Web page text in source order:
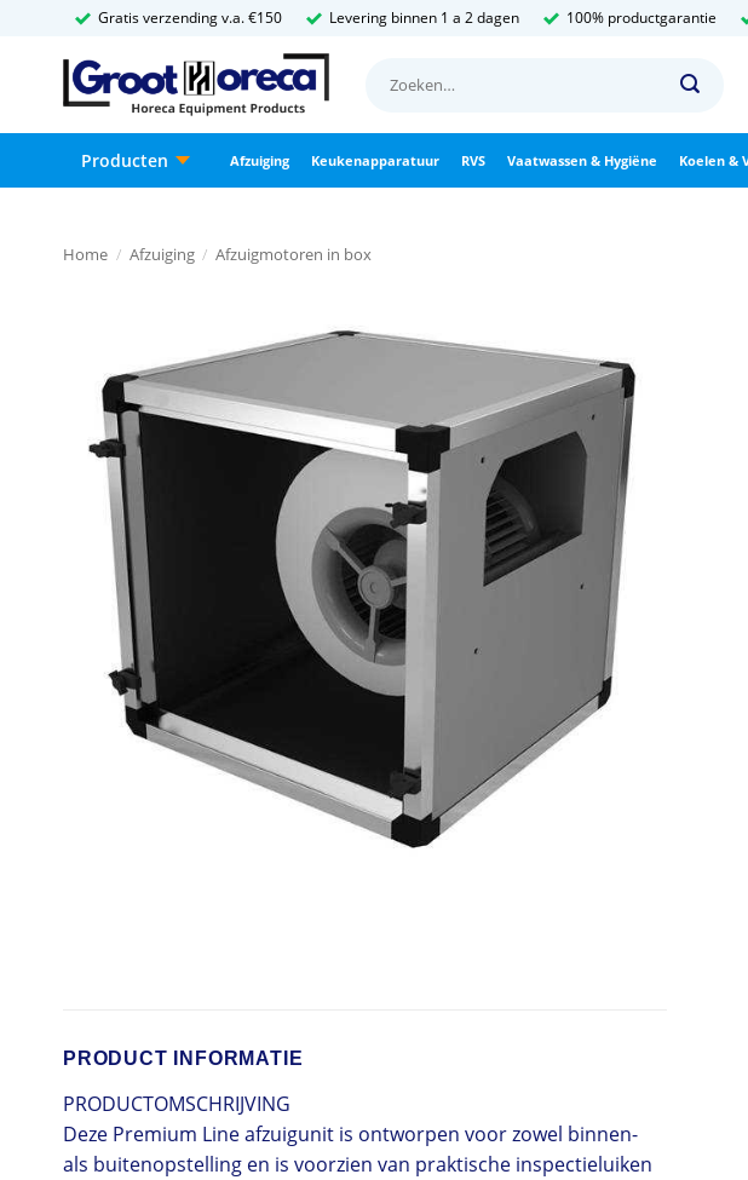
Gratis verzending v.a. €150 Levering binnen 1 a 2 dagen 100% productgarantie
naar:
Producten Afzuiging Keukenapparatuur RVS Vaatwassen & Hygiëne Koelen &
Home / Afzuiging / Afzuigmotoren in box
PRODUCT INFORMATIE
PRODUCTOMSCHRIJVING
Deze Premium Line afzuigunit is ontworpen voor zowel binnen-
als buitenopstelling en is voorzien van praktische inspectieluiken